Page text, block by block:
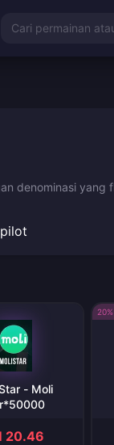
Cari permainan
denominasi
- Moli
20.46